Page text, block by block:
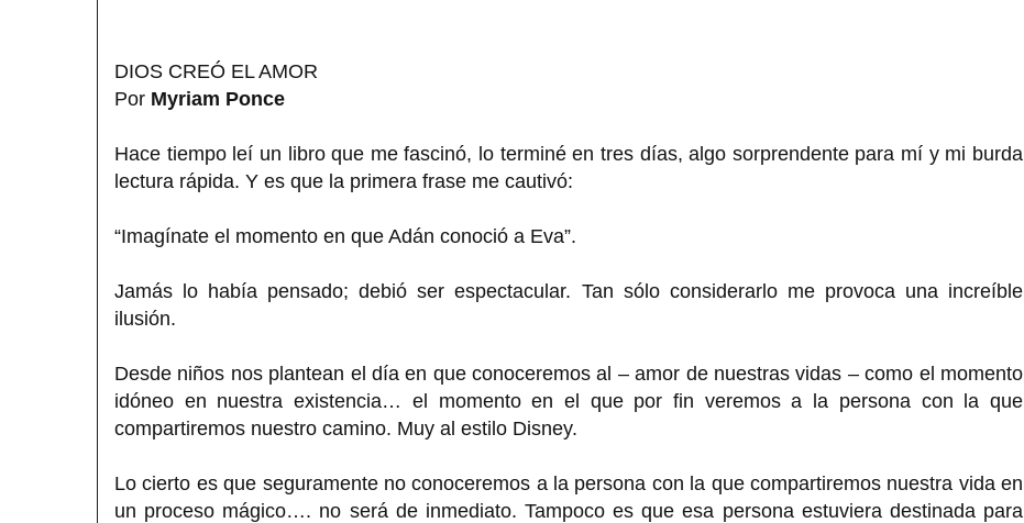
DIOS CREÓ EL AMOR
Por Myriam Ponce
Hace tiempo leí un libro que me fascinó, lo terminé en tres días, algo sorprendente para mí y mi burda
lectura rápida. Y es que la primera frase me cautivó:
“Imagínate el momento en que Adán conoció a Eva”.
Jamás lo había pensado; debió ser espectacular. Tan sólo considerarlo me provoca una increíble
ilusión.
Desde niños nos plantean el día en que conoceremos al – amor de nuestras vidas – como el momento
idóneo en nuestra existencia… el momento en el que por fin veremos a la persona con la que
compartiremos nuestro camino. Muy al estilo Disney.
Lo cierto es que seguramente no conoceremos a la persona con la que compartiremos nuestra vida en
un proceso mágico…. no será de inmediato. Tampoco es que esa persona estuviera destinada para